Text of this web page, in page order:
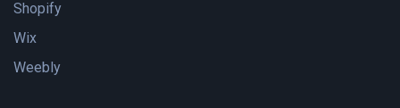
Shopify
Wix
Weebly